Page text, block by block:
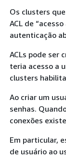
Os clusters
ACL de
autenticação
ACLs pode ser
teria acesso a
clusters
Ao criar um
senhas.
conexões
Em particular,
de usuário ao